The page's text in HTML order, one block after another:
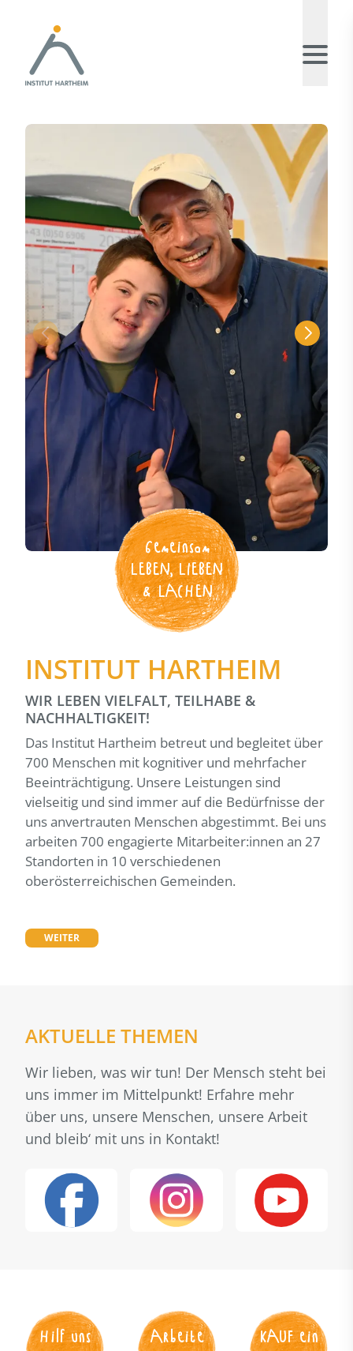
Gemeinsam
LEBEN, LIEBEN
& LACHEN
INSTITUT HARTHEIM
WIR LEBEN VIELFALT, TEILHABE &
NACHHALTIGKEIT!
Das Institut Hartheim betreut und begleitet über
700 Menschen mit kognitiver und mehrfacher
Beeinträchtigung. Unsere Leistungen sind
vielseitig und sind immer auf die Bedürfnisse der
uns anvertrauten Menschen abgestimmt. Bei uns
arbeiten 700 engagierte Mitarbeiter:innen an 27
Standorten in 10 verschiedenen
oberösterreichischen Gemeinden.
WEITER
AKTUELLE THEMEN
Wir lieben, was wir tun! Der Mensch steht bei
uns immer im Mittelpunkt! Erfahre mehr
über uns, unsere Menschen, unsere Arbeit
und bleib‘ mit uns in Kontakt!
Hilf uns
Arbeite
KAUF ein